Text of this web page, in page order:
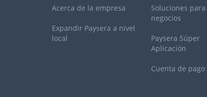
Acerca de la empresa
Expandir Paysera a nivel
local
Soluciones para
negocios
Paysera Súper
Aplicación
Cuenta de pago